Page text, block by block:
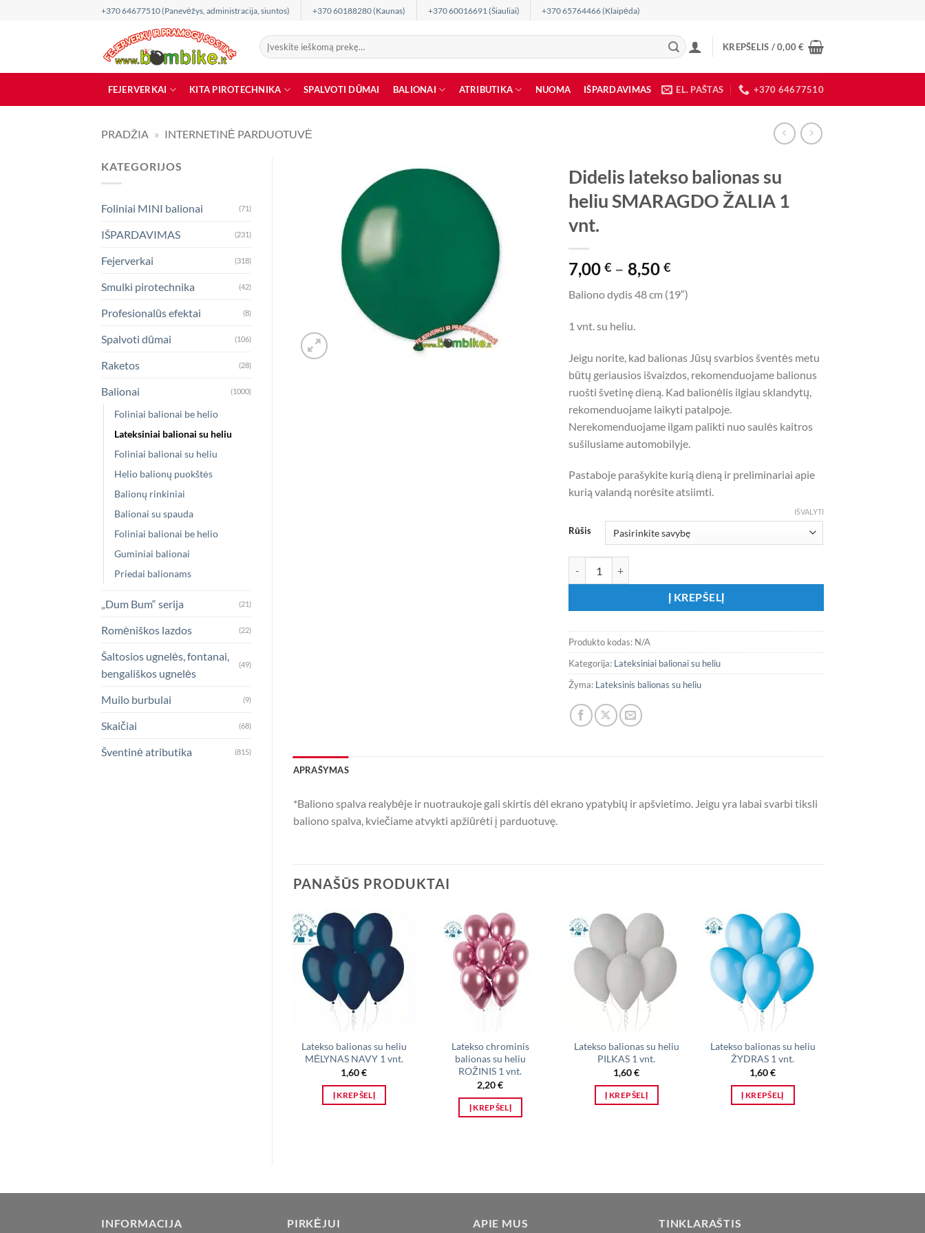
+370 64677510 (Panevėžys, administracija, siuntos) +370 60188280 (Kaunas) +370 60016691 (Šiauliai) +370 65764466 (Klaipėda)
Ieškoti:
KREPŠELIS /0,00€
FEJERVERKAI KITA PIROTECHNIKA SPALVOTI DŪMAI BALIONAI ATRIBUTIKA NUOMA IŠPARDAVIMAS EL. PAŠTAS +370 64677510
PRADŽIA » INTERNETINĖ PARDUOTUVĖ
KATEGORIJOS
Foliniai MINI balionai (71)
IŠPARDAVIMAS (231)
Fejerverkai (318)
Smulki pirotechnika (42)
Profesionalūs efektai (8)
Spalvoti dūmai (106)
Raketos (28)
Balionai (1000)
Foliniai balionai be helio
Lateksiniai balionai su heliu
Foliniai balionai su heliu
Helio balionų puokštės
Balionų rinkiniai
Balionai su spauda
Foliniai balionai be helio
Guminiai balionai
Priedai balionams
„Dum Bum“ serija (21)
Romėniškos lazdos (22)
Šaltosios ugnelės, fontanai,
bengališkos ugnelės
(49)
Muilo burbulai (9)
Skaičiai (68)
Šventinė atributika (815)
Didelis latekso balionas su
heliu SMARAGDO ŽALIA 1
vnt.
7,00€ – 8,50€Price
7,00 €
Baliono dydis 48 cm (19″)
1 vnt. su heliu.
Jeigu norite, kad balionas Jūsų svarbios šventės metu
būtų geriausios išvaizdos, rekomenduojame balionus
ruošti švetinę dieną. Kad balionėlis ilgiau sklandytų,
rekomenduojame laikyti patalpoje.
Nerekomenduojame ilgam palikti nuo saulės kaitros
sušilusiame automobilyje.
Pastaboje parašykite kurią dieną ir preliminariai apie
kurią valandą norėsite atsiimti.
Rūšis
IŠVALYTI
Į KREPŠELĮ
Produkto kodas: N/A
Kategorija: Lateksiniai balionai su heliu
Žyma: Lateksinis balionas su heliu
APRAŠYMAS
*Baliono spalva realybėje ir nuotraukoje gali skirtis dėl ekrano ypatybių ir apšvietimo. Jeigu yra labai svarbi tiksli
baliono spalva, kviečiame atvykti apžiūrėti į parduotuvę.
PANAŠŪS PRODUKTAI
Latekso balionas su heliu
MĖLYNAS NAVY 1 vnt.
1,60€
Į KREPŠELĮ
Latekso chrominis
balionas su heliu
ROŽINIS 1 vnt.
2,20€
Į KREPŠELĮ
Latekso balionas su heliu
PILKAS 1 vnt.
1,60€
Į KREPŠELĮ
Latekso balionas su heliu
ŽYDRAS 1 vnt.
1,60€
Į KREPŠELĮ
INFORMACIJA PIRKĖJUI APIE MUS TINKLARAŠTIS